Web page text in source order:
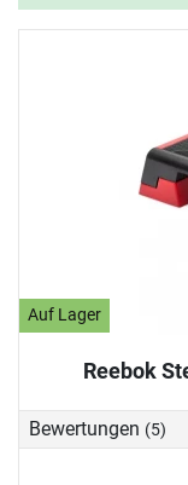
Auf Lager
Reebok
Bewertungen (5)